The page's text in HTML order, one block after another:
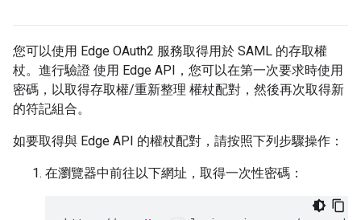
您可以使用 Edge OAuth2 服務取得用於 SAML 的存取權
杖。進行驗證 使用 Edge API，您可以在第一次要求時使用
密碼，以取得存取權/重新整理 權杖配對，然後再次取得新
的符記組合。
如要取得與 Edge API 的權杖配對，請按照下列步驟操作：
在瀏覽器中前往以下網址，取得一次性密碼：